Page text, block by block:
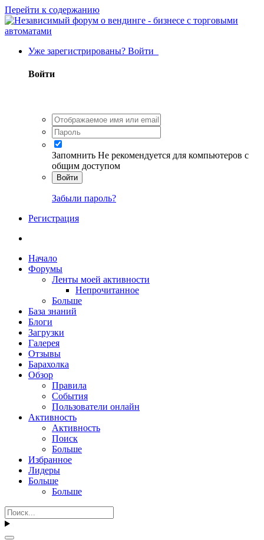
Перейти к содержанию
Уже зарегистрированы? Войти
Войти
Запомнить Не рекомендуется для компьютеров с
общим доступом
Войти
Забыли пароль?
Регистрация
Начало
Форумы
Ленты моей активности
Непрочитанное
Больше
База знаний
Блоги
Загрузки
Галерея
Отзывы
Барахолка
Обзор
Правила
События
Пользователи онлайн
Активность
Активность
Поиск
Больше
Избранное
Лидеры
Больше
Больше